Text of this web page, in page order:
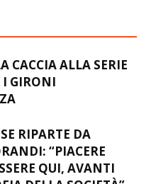
CACCIA ALLA SERIE
RIPARTE DA
QUI, AVANTI
DELLA SOCIETÀ”